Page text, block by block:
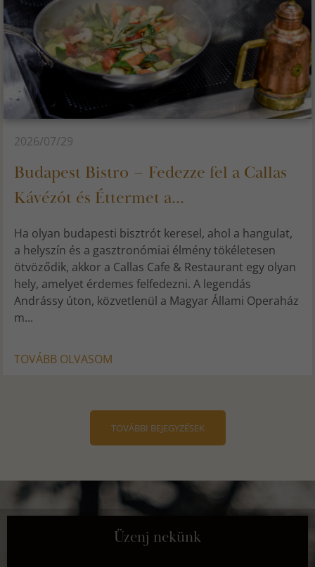
2026/07/29
Budapest Bistro – Fedezze fel a Callas
Kávézót és Éttermet a...
Ha olyan budapesti bisztrót keresel, ahol a hangulat,
a helyszín és a gasztronómiai élmény tökéletesen
ötvöződik, akkor a Callas Cafe & Restaurant egy olyan
hely, amelyet érdemes felfedezni. A legendás
Andrássy úton, közvetlenül a Magyar Állami Operaház
m...
TOVÁBB OLVASOM
TOVÁBBI BEJEGYZÉSEK
Üzenj nekünk